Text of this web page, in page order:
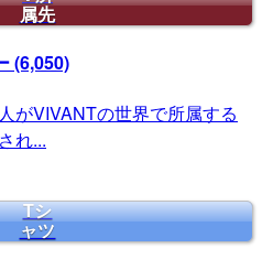
属先
(6,050)
がVIVANTの世界で所属する
れ...
Tシ
ャツ